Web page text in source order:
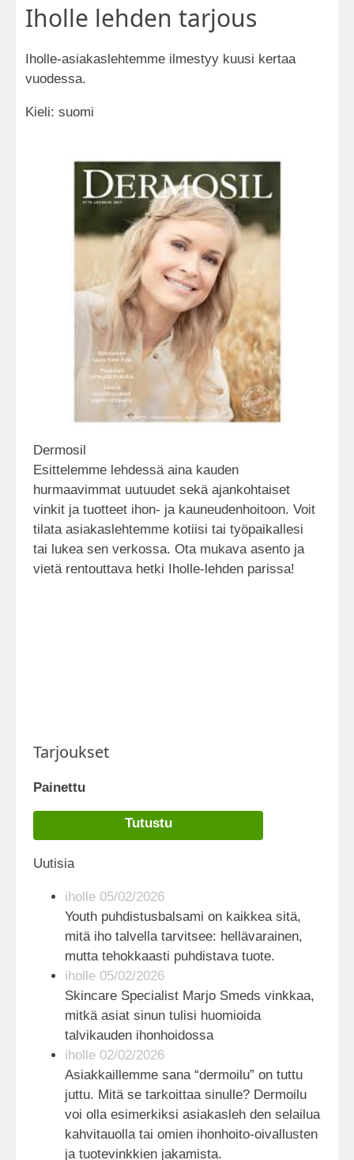
Iholle lehden tarjous
Iholle-asiakaslehtemme ilmestyy kuusi kertaa
vuodessa.
Kieli: suomi
Dermosil
Esittelemme lehdessä aina kauden
hurmaavimmat uutuudet sekä ajankohtaiset
vinkit ja tuotteet ihon- ja kauneudenhoitoon. Voit
tilata asiakaslehtemme kotiisi tai työpaikallesi
tai lukea sen verkossa. Ota mukava asento ja
vietä rentouttava hetki Iholle-lehden parissa!
Tarjoukset
Painettu
Tutustu
Uutisia
iholle 05/02/2026
Youth puhdistusbalsami on kaikkea sitä,
mitä iho talvella tarvitsee: hellävarainen,
mutta tehokkaasti puhdistava tuote.
iholle 05/02/2026
Skincare Specialist Marjo Smeds vinkkaa,
mitkä asiat sinun tulisi huomioida
talvikauden ihonhoidossa
iholle 02/02/2026
Asiakkaillemme sana “dermoilu” on tuttu
juttu. Mitä se tarkoittaa sinulle? Dermoilu
voi olla esimerkiksi asiakasleh den selailua
kahvitauolla tai omien ihonhoito-oivallusten
ja tuotevinkkien jakamista.